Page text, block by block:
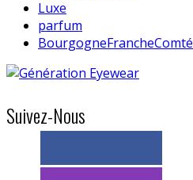
Luxe
parfum
BourgogneFrancheComté
Suivez-Nous
> 11k abonnés